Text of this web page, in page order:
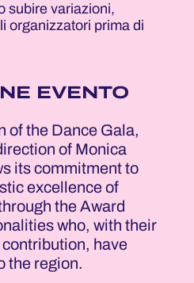
subire variazioni,
organizzatori prima di
EVENTO
of the Dance Gala,
of Monica
its commitment to
excellence of
the Award
who, with their
have
the region.